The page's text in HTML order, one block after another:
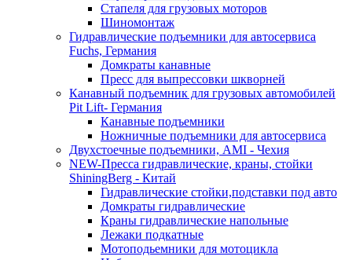
Стапеля для грузовых моторов
Шиномонтаж
Гидравлические подъемники для автосервиса
Fuchs, Германия
Домкраты канавные
Пресс для выпрессовки шкворней
Канавный подъемник для грузовых автомобилей
Pit Lift- Германия
Канавные подъемники
Ножничные подъемники для автосервиса
Двухстоечные подъемники, АМІ - Чехия
NEW-Пресса гидравлические, краны, стойки
ShiningBerg - Китай
Гидравлические стойки,подставки под авто
Домкраты гидравлические
Краны гидравлические напольные
Лежаки подкатные
Мотоподьемники для мотоцикла